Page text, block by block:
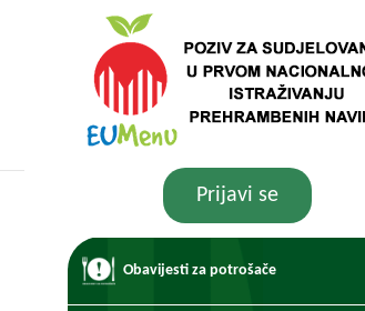
Prijavi se
Obavijesti za potrošače